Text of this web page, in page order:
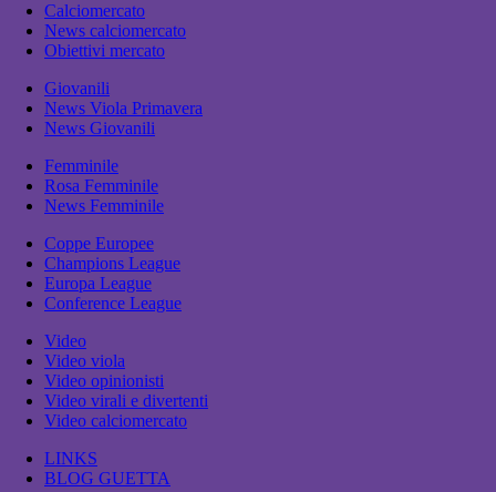
Calciomercato
News calciomercato
Obiettivi mercato
Giovanili
News Viola Primavera
News Giovanili
Femminile
Rosa Femminile
News Femminile
Coppe Europee
Champions League
Europa League
Conference League
Video
Video viola
Video opinionisti
Video virali e divertenti
Video calciomercato
LINKS
BLOG GUETTA